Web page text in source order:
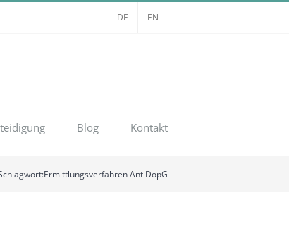
DE EN
Blog Kontakt
Ermittlungsverfahren AntiDopG